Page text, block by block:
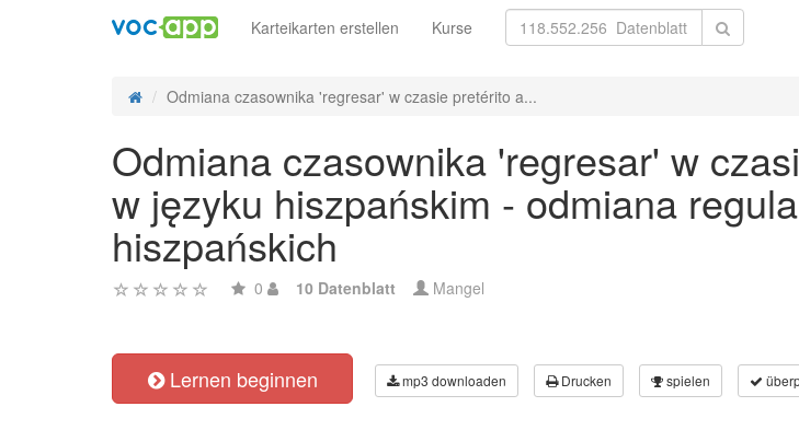
Karteikarten erstellen Kurse
Odmiana czasownika 'regresar' w czasie pretérito a...
Odmiana czasownika 'regresar' w
w języku hiszpańskim - odmiana
hiszpańskich
0 10 Datenblatt Mangel
Lernen beginnen mp3 downloaden Drucken spielen